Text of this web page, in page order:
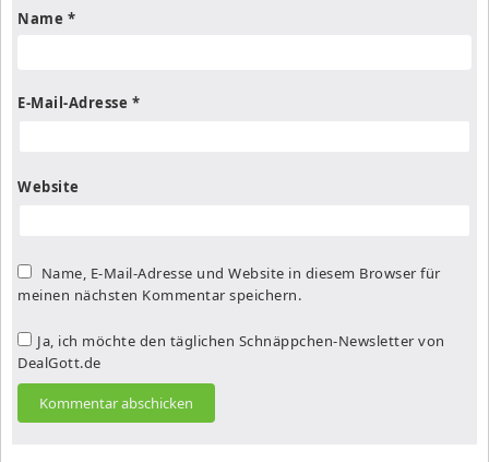
Name *
E-Mail-Adresse *
Website
Name, E-Mail-Adresse und Website in diesem Browser für
meinen nächsten Kommentar speichern.
Ja, ich möchte den täglichen Schnäppchen-Newsletter von
DealGott.de